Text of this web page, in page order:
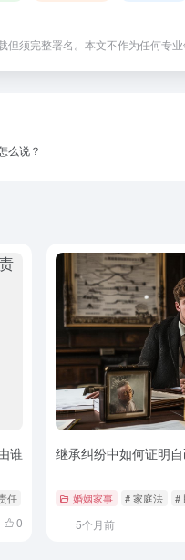
须完整署名。本文不作为任何专
么说？
谁
任 # 外卖骑手权益
0
继承纠纷中如何证明
婚姻家事 # 家庭法 #
5个月前